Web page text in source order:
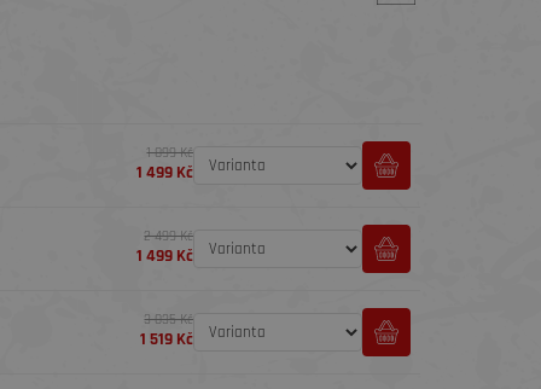
1 899 Kč
1 499 Kč
2 499 Kč
1 499 Kč
3 035 Kč
1 519 Kč